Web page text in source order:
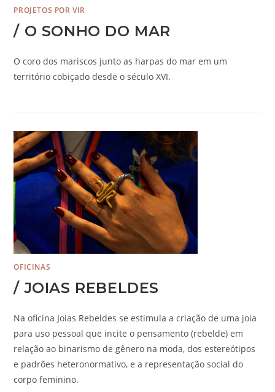
PROJETOS POR VIR
/ O SONHO DO MAR
O coro dos mariscos junto as harpas do mar em um
território cobiçado desde o século XVI.
OFICINAS
/ JOIAS REBELDES
Na oficina Joias Rebeldes se estimula a criação de uma joia
para uso pessoal que incite o pensamento (rebelde) em
relação ao binarismo de gênero na moda, dos estereótipos
e padrões heteronormativo, e a representação social do
corpo feminino.